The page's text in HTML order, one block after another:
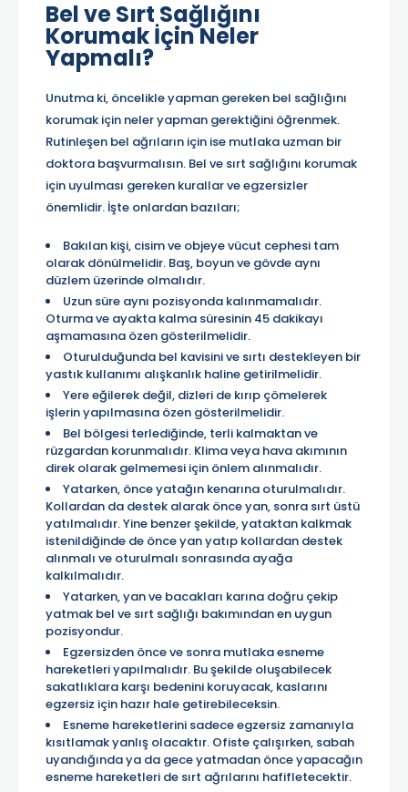
Bel ve Sırt Sağlığını
Korumak İçin Neler
Yapmalı?
Unutma ki, öncelikle yapman gereken bel sağlığını
korumak için neler yapman gerektiğini öğrenmek.
Rutinleşen bel ağrıların için ise mutlaka uzman bir
doktora başvurmalısın. Bel ve sırt sağlığını korumak
için uyulması gereken kurallar ve egzersizler
önemlidir. İşte onlardan bazıları;
Bakılan kişi, cisim ve objeye vücut cephesi tam
olarak dönülmelidir. Baş, boyun ve gövde aynı
düzlem üzerinde olmalıdır.
Uzun süre aynı pozisyonda kalınmamalıdır.
Oturma ve ayakta kalma süresinin 45 dakikayı
aşmamasına özen gösterilmelidir.
Oturulduğunda bel kavisini ve sırtı destekleyen bir
yastık kullanımı alışkanlık haline getirilmelidir.
Yere eğilerek değil, dizleri de kırıp çömelerek
işlerin yapılmasına özen gösterilmelidir.
Bel bölgesi terlediğinde, terli kalmaktan ve
rüzgardan korunmalıdır. Klima veya hava akımının
direk olarak gelmemesi için önlem alınmalıdır.
Yatarken, önce yatağın kenarına oturulmalıdır.
Kollardan da destek alarak önce yan, sonra sırt üstü
yatılmalıdır. Yine benzer şekilde, yataktan kalkmak
istenildiğinde de önce yan yatıp kollardan destek
alınmalı ve oturulmalı sonrasında ayağa
kalkılmalıdır.
Yatarken, yan ve bacakları karına doğru çekip
yatmak bel ve sırt sağlığı bakımından en uygun
pozisyondur.
Egzersizden önce ve sonra mutlaka esneme
hareketleri yapılmalıdır. Bu şekilde oluşabilecek
sakatlıklara karşı bedenini koruyacak, kaslarını
egzersiz için hazır hale getirebileceksin.
Esneme hareketlerini sadece egzersiz zamanıyla
kısıtlamak yanlış olacaktır. Ofiste çalışırken, sabah
uyandığında ya da gece yatmadan önce yapacağın
esneme hareketleri de sırt ağrılarını hafifletecektir.